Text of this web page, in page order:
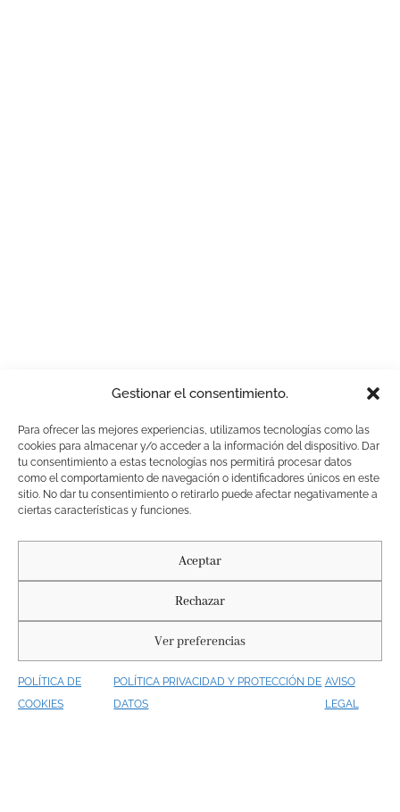
Gestionar el consentimiento.
Para ofrecer las mejores experiencias, utilizamos tecnologías como las
cookies para almacenar y/o acceder a la información del dispositivo. Dar
tu consentimiento a estas tecnologías nos permitirá procesar datos
como el comportamiento de navegación o identificadores únicos en este
sitio. No dar tu consentimiento o retirarlo puede afectar negativamente a
ciertas características y funciones.
Aceptar
Rechazar
Ver preferencias
POLÍTICA DE
COOKIES
POLÍTICA PRIVACIDAD Y PROTECCIÓN DE
DATOS
AVISO
LEGAL
Directoras de Casting
JIMENA BURGUEÑO BUDA & MARÍA DE LA